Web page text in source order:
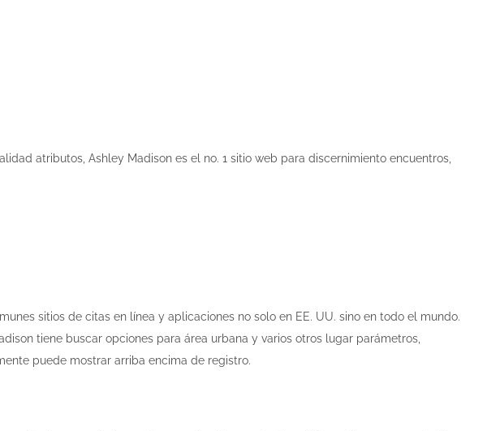
atributos, Ashley Madison es el no. 1 sitio web para discernimiento encuentros,
sitios de citas en línea y aplicaciones no solo en EE. UU. sino en todo el mundo.
tiene buscar opciones para área urbana y varios otros lugar parámetros,
puede mostrar arriba encima de registro.